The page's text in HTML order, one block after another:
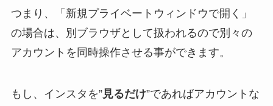
つまり、「新規プライベートウィンドウで開く」
の場合は、
別ブラウザとして扱われるので別々の
アカウントを同時操作させる事ができます。
もし、インスタを”見るだけ”であればアカウントな